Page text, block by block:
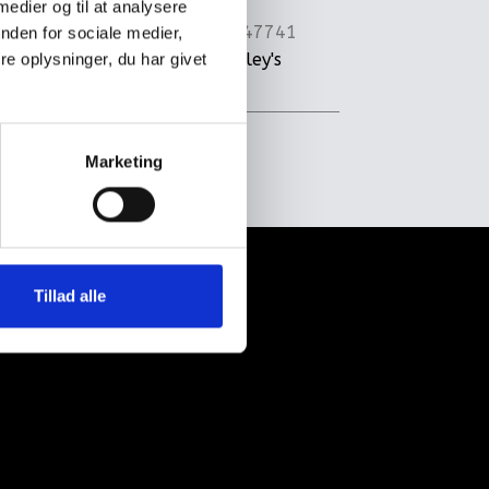
og til at analysere
for sociale medier,
oplysninger, du har givet
Marketing
Tillad alle
No. 03,
Varenummer
47741
Kategori Bradley's
os
info@kaffebaronen.dk